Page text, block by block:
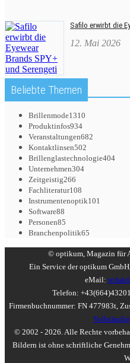
Safilo erwirbt die
12. Mai 2026
Beliebte Themen
Brillenmode1310
Produktinfos934
Veranstaltungen682
Kontaktlinsen502
Brillenglastechnologie404
Unternehmen304
Zeitgeistig266
Fachliteratur108
Instrumentenoptik101
Software88
Personen85
Branchenpolitik65
© optikum, Magazin für
Ein Service der optikum
eMail:
Telefon:
Firmenbuchnummer: FN 477983t,
© 2002 - 2026. Alle Rechte
Bildern ist ohne schriftliche